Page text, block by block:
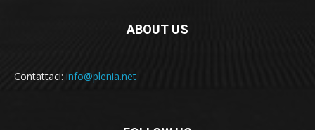
ABOUT US
Contattaci: info@plenia.net